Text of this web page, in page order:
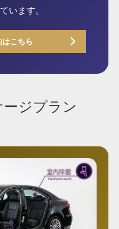
います。
はこちら
ジプラン